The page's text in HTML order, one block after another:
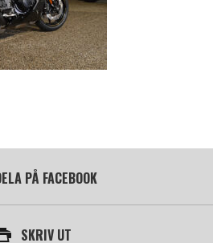
PÅ FACEBOOK
SKRIV UT